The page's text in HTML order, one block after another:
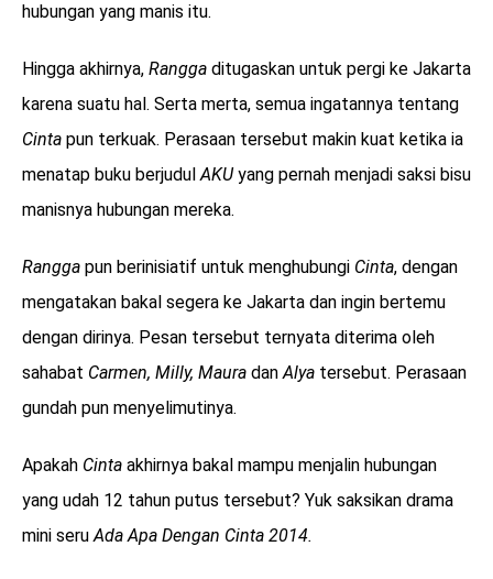
hubungan yang manis itu.
Hingga akhirnya, Rangga ditugaskan untuk pergi ke Jakarta
karena suatu hal. Serta merta, semua ingatannya tentang
Cinta pun terkuak. Perasaan tersebut makin kuat ketika ia
menatap buku berjudulAKUyang pernah menjadi saksi bisu
manisnya hubungan mereka.
Rangga pun berinisiatif untuk menghubungi Cinta, dengan
mengatakan bakal segera ke Jakarta dan ingin bertemu
dengan dirinya. Pesan tersebut ternyata diterima oleh
sahabat Carmen, Milly, Maura danAlya tersebut. Perasaan
gundah pun menyelimutinya.
Apakah Cinta akhirnya bakal mampu menjalin hubungan
yang udah 12 tahun putus tersebut? Yuk saksikan drama
mini seruAda Apa Dengan Cinta 2014.